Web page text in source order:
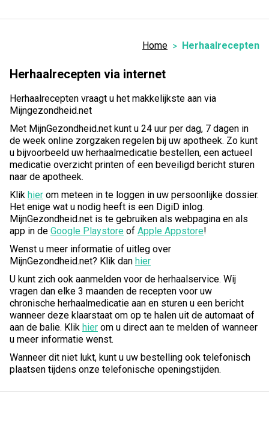
Home Herhaalrecepten
Herhaalrecepten via internet
Herhaalrecepten vraagt u het makkelijkste aan via
Mijngezondheid.net
Met MijnGezondheid.net kunt u 24 uur per dag, 7 dagen in
de week online zorgzaken regelen bij uw apotheek. Zo kunt
u bijvoorbeeld uw herhaalmedicatie bestellen, een actueel
medicatie overzicht printen of een beveiligd bericht sturen
naar de apotheek.
Klik hier om meteen in te loggen in uw persoonlijke dossier.
Het enige wat u nodig heeft is een DigiD inlog.
MijnGezondheid.net is te gebruiken als webpagina en als
app in de Google Playstore of Apple Appstore!
Wenst u meer informatie of uitleg over
MijnGezondheid.net? Klik dan hier
U kunt zich ook aanmelden voor de herhaalservice. Wij
vragen dan elke 3 maanden de recepten voor uw
chronische herhaalmedicatie aan en sturen u een bericht
wanneer deze klaarstaat om op te halen uit de automaat of
aan de balie. Klik hier om u direct aan te melden of wanneer
u meer informatie wenst.
Wanneer dit niet lukt, kunt u uw bestelling ook telefonisch
plaatsen tijdens onze telefonische openingstijden.